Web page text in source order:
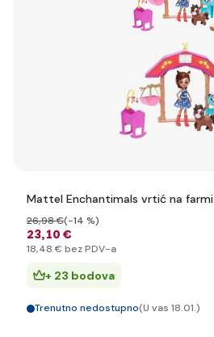
Mattel Enchantimals vrtić na farmi
23,10 €
26,98 €(-14 %)
18,48 € bez PDV-a
+ 23 bodova
Trenutno nedostupno(U vas 18.01.)